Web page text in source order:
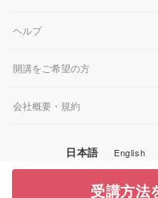
受講方法
ヘルプ
開講をご希望の方
会社概要・規約
日本語 English
©